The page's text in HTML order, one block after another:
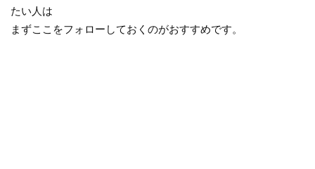
たい人は
まずここをフォローしておくのがおすすめです。